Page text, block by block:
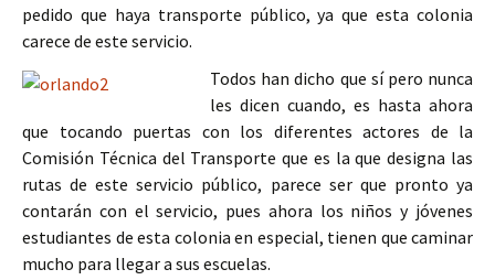
pedido que haya transporte público, ya que esta colonia
carece de este servicio.
Todos han dicho que sí pero nunca
les dicen cuando, es hasta ahora
que tocando puertas con los diferentes actores de la
Comisión Técnica del Transporte que es la que designa las
rutas de este servicio público, parece ser que pronto ya
contarán con el servicio, pues ahora los niños y jóvenes
estudiantes de esta colonia en especial, tienen que caminar
mucho para llegar a sus escuelas.